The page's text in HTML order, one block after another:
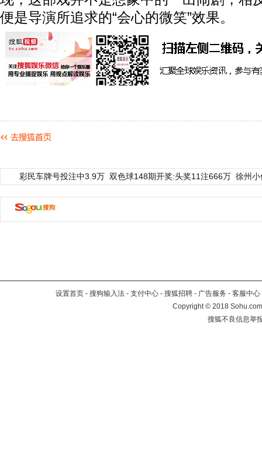
便是导演所追求的“会心的微笑”效果。
彩民车牌号投注中3.9万 双色球148期开奖:头奖11注666万 徐州
设置首页 - 搜狗输入法 - 支付中心 - 搜狐招聘 - 广告服务 - 客服中心
Copyright©2018
搜狐不良信息举